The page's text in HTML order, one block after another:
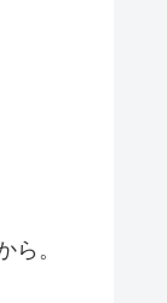
ら。